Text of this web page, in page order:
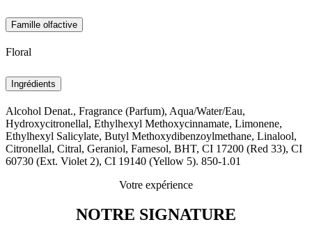
Famille olfactive
Floral
Ingrédients
Alcohol Denat., Fragrance (Parfum), Aqua/Water/Eau,
Hydroxycitronellal, Ethylhexyl Methoxycinnamate, Limonene,
Ethylhexyl Salicylate, Butyl Methoxydibenzoylmethane, Linalool,
Citronellal, Citral, Geraniol, Farnesol, BHT, CI 17200 (Red 33), CI
60730 (Ext. Violet 2), CI 19140 (Yellow 5). 850-1.01
Votre expérience
NOTRE SIGNATURE